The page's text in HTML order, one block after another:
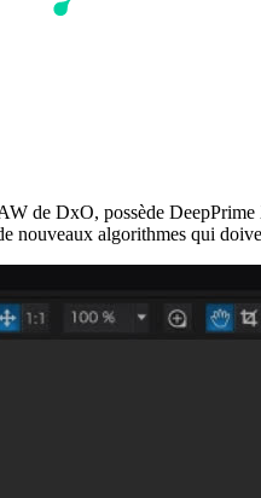
de DxO, possède
algorithmes qui